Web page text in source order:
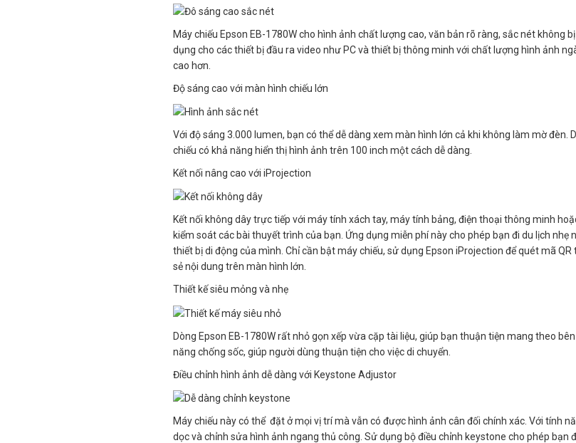
Máy chiếu Epson EB-1780W cho hình ảnh chất lượng cao, văn bản rõ ràng, sắc nét không
dụng cho các thiết bị đầu ra video như PC và thiết bị thông minh với chất lượng hình ảnh
cao hơn.
Độ sáng cao với màn hình chiếu lớn
Với độ sáng 3.000 lumen, bạn có thể dễ dàng xem màn hình lớn cả khi không làm mờ đèn.
chiếu có khả năng hiển thị hình ảnh trên 100 inch một cách dễ dàng.
Kết nối nâng cao với iProjection
Kết nối không dây trực tiếp với máy tính xách tay, máy tính bảng, điện thoại thông minh
kiểm soát các bài thuyết trình của bạn. Ứng dụng miễn phí này cho phép bạn đi du lịch nhẹ
thiết bị di động của mình. Chỉ cần bật máy chiếu, sử dụng Epson iProjection để quét mã
sẻ nội dung trên màn hình lớn.
Thiết kế siêu mỏng và nhẹ
Dòng Epson EB-1780W rất nhỏ gọn xếp vừa cặp tài liệu, giúp bạn thuận tiện mang theo
năng chống sốc, giúp người dùng thuận tiện cho việc di chuyển.
Điều chỉnh hình ảnh dễ dàng với Keystone Adjustor
Máy chiếu này có thể đặt ở mọi vị trí mà vẫn có được hình ảnh cân đối chính xác. Với tính
dọc và chỉnh sửa hình ảnh ngang thủ công. Sử dụng bộ điều chỉnh keystone cho phép bạn